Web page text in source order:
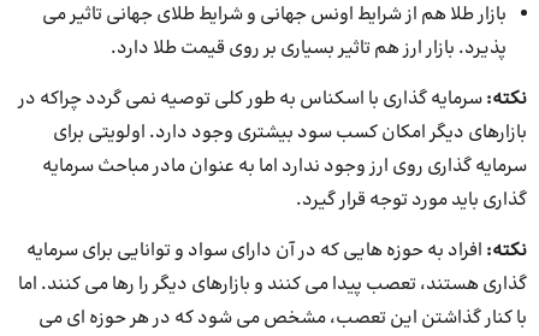
بازار طلا هم از شرایط اونس جهانی و شرایط طلای جهانی تاثیر می
پذیرد. بازار ارز هم تاثیر بسیاری بر روی قیمت طلا دارد.
نکته:سرمایه گذاری با اسکناس به طور کلی توصیه نمی گردد چراکه در
بازارهای دیگر امکان کسب سود بیشتری وجود دارد. اولویتی برای
سرمایه گذاری روی ارز وجود ندارد اما به عنوان مادر مباحث سرمایه
گذاری باید مورد توجه قرار گیرد.
نکته: افراد به حوزه هایی که در آن دارای سواد و توانایی برای سرمایه
گذاری هستند، تعصب پیدا می کنند و بازارهای دیگر را رها می کنند. اما
با کنار گذاشتن این تعصب، مشخص می شود که در هر حوزه ای می